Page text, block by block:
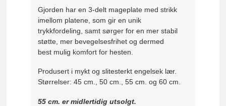
Gjorden har en 3-delt mageplate med strikk
imellom platene, som gir en unik
trykkfordeling, samt sørger for en mer stabil
støtte, mer bevegelsesfrihet og dermed
best mulig komfort for hesten.
Produsert i mykt og slitesterkt engelsek lær.
Størrelser: 45 cm., 50 cm., 55 cm. og 60 cm.
55 cm. er midlertidig utsolgt.